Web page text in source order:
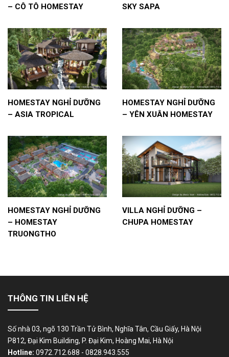
– CÔ TÔ HOMESTAY
SKY SAPA
HOMESTAY NGHỈ DƯỠNG
– ASIA TROPICAL
HOMESTAY NGHỈ DƯỠNG
– YÊN XUÂN HOMESTAY
HOMESTAY NGHỈ DƯỠNG
– HOMESTAY
TRUONGTHO
VILLA NGHỈ DƯỠNG –
CHUPA HOMESTAY
THÔNG TIN LIÊN HỆ
Số nhà 03, ngõ 130 Trần Tử Bình, Nghĩa Tân, Cầu Giấy, Hà Nội
P812, Đại Kim Building, P. Đại Kim, Hoàng Mai, Hà Nội
Hotline: 0972.712.688 - 0828.943.555